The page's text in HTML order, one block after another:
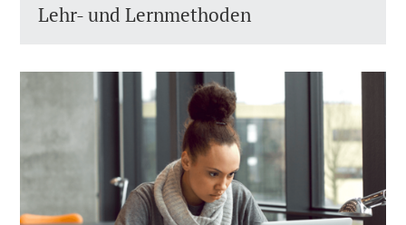
Lehr- und Lernmethoden